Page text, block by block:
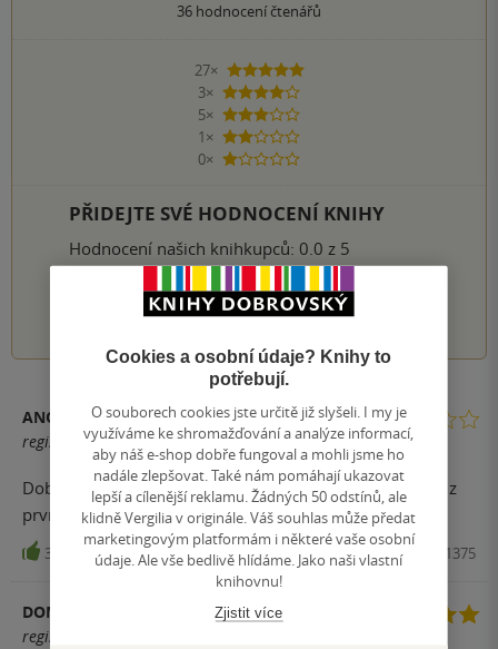
36 hodnocení čtenářů
27×
5 hvězdiček
3×
4 hvězdičky
5×
3 hvězdičky
1×
2 hvězdičky
0×
1 hvezdička
PŘIDEJTE SVÉ HODNOCENÍ KNIHY
Hodnocení našich knihkupců: 0.0 z 5
1 2 3 4 5
ANONYM
registrovaný uživatel
Dobrá kniha. Ale jednou přečíst stačí. Prostě to nadšení z
prvních dílů je pryč.
35 Kniha, CooBoo, 2020, 9788076611375
DOMINIKA DOSTÁLOVÁ
registrovaný uživatel
Cookies a osobní údaje? Knihy to
potřebují.
O souborech cookies jste určitě již slyšeli. I my je
využíváme ke shromažďování a analýze informací,
aby náš e-shop dobře fungoval a mohli jsme ho
nadále zlepšovat. Také nám pomáhají ukazovat
lepší a cílenější reklamu. Žádných 50 odstínů, ale
klidně Vergilia v originále. Váš souhlas může předat
marketingovým platformám i některé vaše osobní
údaje. Ale vše bedlivě hlídáme. Jako naši vlastní
knihovnu!
Zjistit více